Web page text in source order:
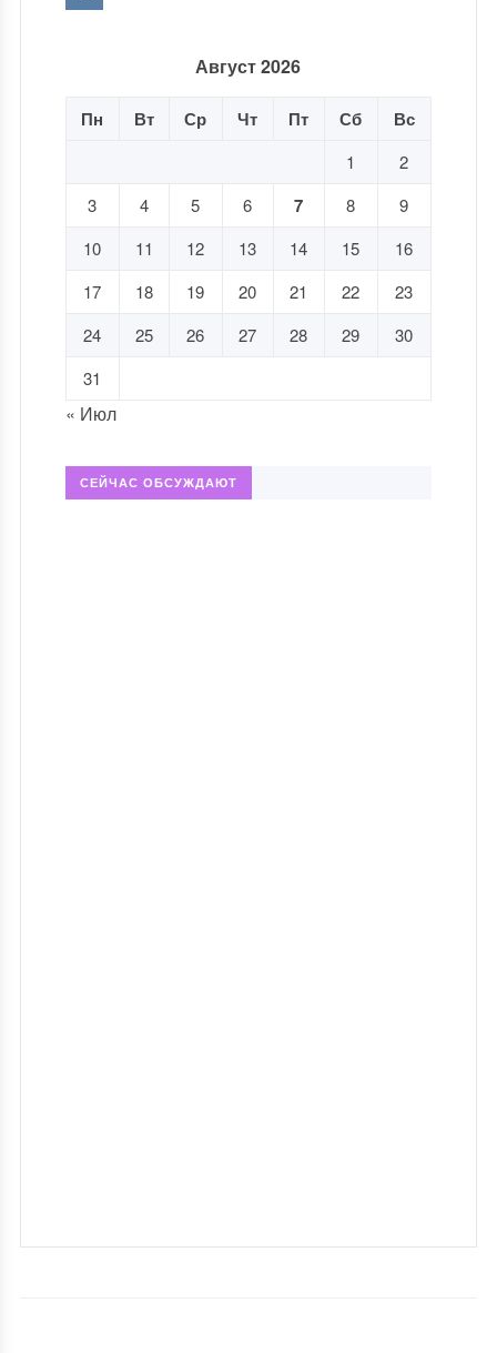
Август 2026
Пн Вт Ср Чт Пт Сб Вс
1
2
3
4 5 6 7 8
9
10
11 12 13 14 15
16
17
18 19 20 21 22
23
24
25 26 27 28 29
30
31
« Июл
СЕЙЧАС ОБСУЖДАЮТ